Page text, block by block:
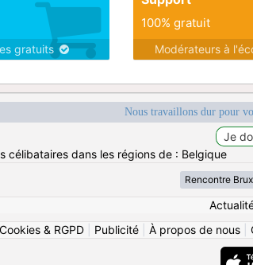
gratuits
100% gratuit
Modérateurs à
Nous travaillons dur pour
célibataires dans les régions de : Belgique
Rencontre
Cookies & RGPD| Publicité| À propos de nous|